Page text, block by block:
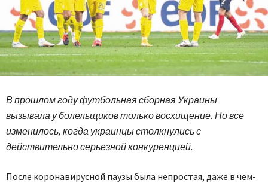
В прошлом году футбольная сборная Украины
вызывала у болельщиков только восхищение. Но все
изменилось, когда украинцы столкнулись с
действительно серьезной конкуренцией.
После коронавирусной паузы была непростая, даже в чем-